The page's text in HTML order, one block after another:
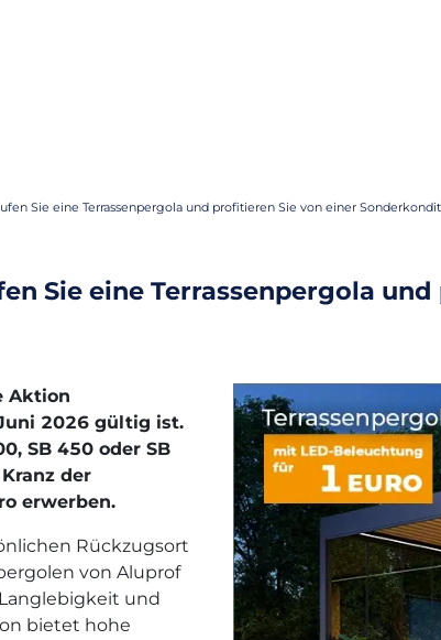
Sie eine Terrassenpergola und profitieren Sie von einer
Sie eine Terrassenpergola
Aktion
2026 gültig ist.
SB 450 oder SB
der
erwerben.
Rückzugsort
von Aluprof
und
bietet hohe